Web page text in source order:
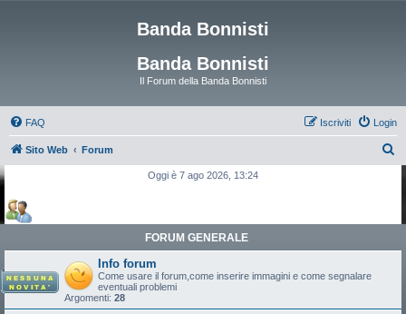
Banda Bonnisti
Banda Bonnisti
Il Forum della Banda Bonnisti
FAQ Login
Iscriviti
Sito Web Forum
Oggi è 7 ago 2026, 13:24
FORUM GENERALE
Info forum
Come usare il forum,come inserire immagini e come segnalare
eventuali problemi
Argomenti: 28